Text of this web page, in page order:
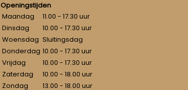
Openingstijden
Maandag
11.00 - 17.30 uur
Dinsdag
10.00 - 17.30 uur
Woensdag Sluitingsdag
Donderdag 10.00 - 17.30 uur
Vrijdag
10.00 - 17.30 uur
Zaterdag
10.00 - 18.00 uur
Zondag
13.00 - 18.00 uur